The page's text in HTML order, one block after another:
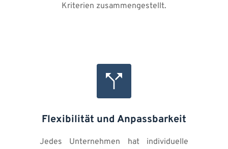
Kriterien zusammengestellt.
Flexibilität und Anpassbarkeit
Jedes Unternehmen hat individuelle